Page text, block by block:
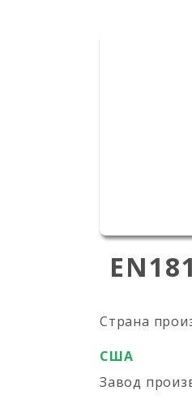
Страна
США
Завод